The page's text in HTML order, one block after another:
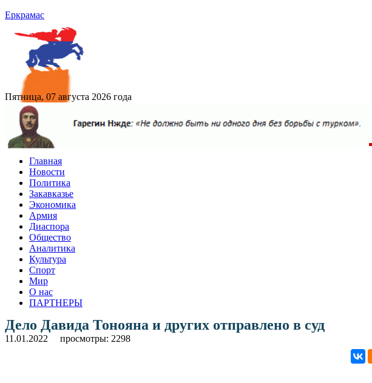
Еркрамас
Пятница, 07 августа 2026 года
Главная
Новости
Политика
Закавказье
Экономика
Армия
Диаспора
Общество
Аналитика
Культура
Спорт
Мир
О нас
ПАРТНЕРЫ
Дело Давида Тонояна и других отправлено в суд
11.01.2022 просмотры: 2298